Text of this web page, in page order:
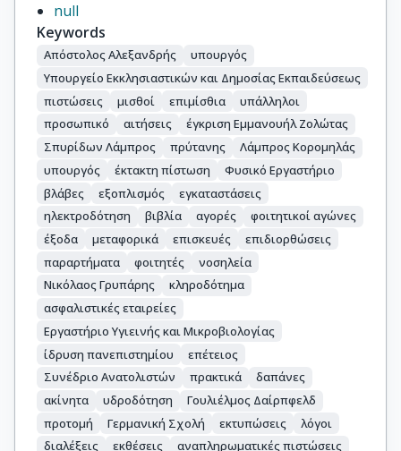
null
Keywords
Απόστολος Αλεξανδρής
υπουργός
Υπουργείο Εκκλησιαστικών και Δημοσίας Εκπαιδεύσεως
πιστώσεις
μισθοί επιμίσθια
υπάλληλοι
προσωπικό
αιτήσεις
έγκριση Εμμανουήλ Ζολώτας
Σπυρίδων Λάμπρος
πρύτανης
Λάμπρος Κορομηλάς
υπουργός
έκτακτη πίστωση
Φυσικό Εργαστήριο
βλάβες
εξοπλισμός
εγκαταστάσεις
ηλεκτροδότηση
βιβλία αγορές
φοιτητικοί αγώνες
έξοδα
μεταφορικά επισκευές
επιδιορθώσεις
παραρτήματα
φοιτητές
νοσηλεία
Νικόλαος Γρυπάρης
κληροδότημα
ασφαλιστικές εταιρείες
Εργαστήριο Υγιεινής και Μικροβιολογίας
ίδρυση πανεπιστημίου
επέτειος
Συνέδριο Ανατολιστών
πρακτικά
δαπάνες
ακίνητα
υδροδότηση
Γουλιέλμος Δαίρπφελδ
προτομή
Γερμανική Σχολή εκτυπώσεις
λόγοι
διαλέξεις
εκθέσεις
αναπληρωματικές πιστώσεις